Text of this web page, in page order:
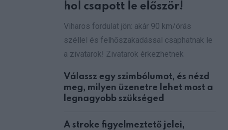
hol csapott le először!
Viharos fordulat jön: akár 90 km/órás
széllel és felhőszakadással csaphatnak le
a zivatarok! Zivatarok érkezhetnek
Válassz egy szimbólumot, és nézd
meg, milyen üzenetre lehet most a
legnagyobb szükséged
A stroke figyelmeztető jelei,